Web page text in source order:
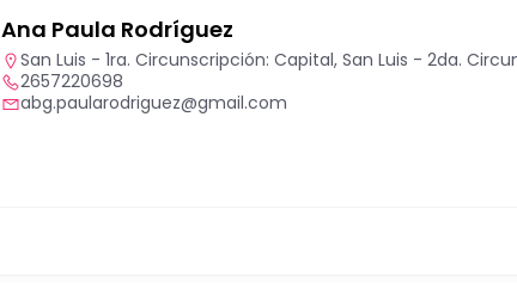
Ana Paula Rodríguez
San Luis - 1ra. Circunscripción: Capital, San Luis - 2da.
2657220698
abg.paularodriguez@gmail.com